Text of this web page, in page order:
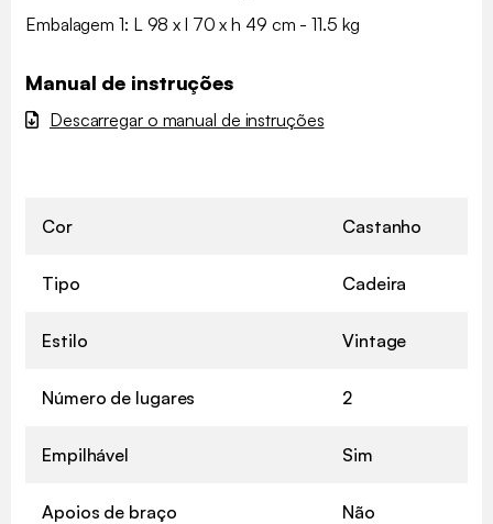
Embalagem 1: L 98 x l 70 x h 49 cm - 11.5 kg
Manual de instruções
Descarregar o manual de instruções
Cor Castanho
Tipo Cadeira
Estilo Vintage
Número de lugares 2
Empilhável Sim
Apoios de braço Não